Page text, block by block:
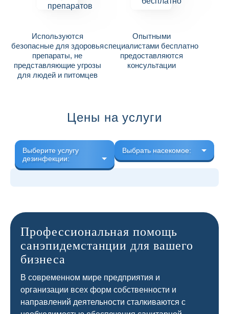
Используются
безопасные для здоровья
препараты, не
представляющие угрозы
для людей и питомцев
Опытными
специалистами бесплатно
предоставляются
консультации
Цены на услуги
Выберите услугу
дезинфекции:
Выбрать насекомое:
Профессиональная помощь
санэпидемстанции для вашего
бизнеса
В современном мире предприятия и
организации всех форм собственности и
направлений деятельности сталкиваются с